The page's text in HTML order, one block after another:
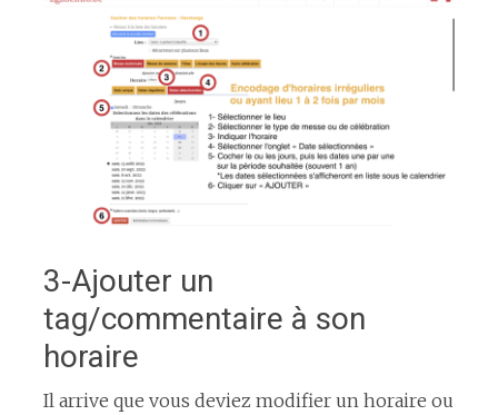
3-Ajouter un
tag/commentaire à son
horaire
Il arrive que vous deviez modifier un horaire ou